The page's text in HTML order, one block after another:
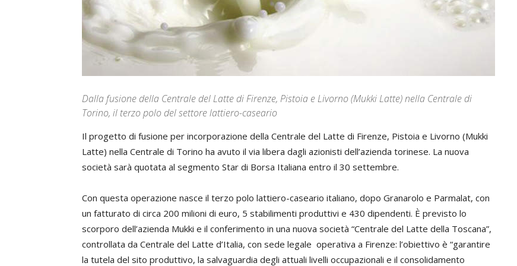
Dalla fusione della Centrale del Latte di Firenze, Pistoia e Livorno (Mukki Latte) nella Centrale di
Torino, il terzo polo del settore lattiero-caseario
Il progetto di fusione per incorporazione della Centrale del Latte di Firenze, Pistoia e Livorno (Mukki
Latte) nella Centrale di Torino ha avuto il via libera dagli azionisti dell’azienda torinese. La nuova
società sarà quotata al segmento Star di Borsa Italiana entro il 30 settembre.
Con questa operazione nasce il terzo polo lattiero-caseario italiano, dopo Granarolo e Parmalat, con
un fatturato di circa 200 milioni di euro, 5 stabilimenti produttivi e 430 dipendenti. È previsto lo
scorporo dell’azienda Mukki e il conferimento in una nuova società “Centrale del Latte della Toscana”,
controllata da Centrale del Latte d’Italia, con sede legale operativa a Firenze: l’obiettivo è “garantire
la tutela del sito produttivo, la salvaguardia degli attuali livelli occupazionali e il consolidamento